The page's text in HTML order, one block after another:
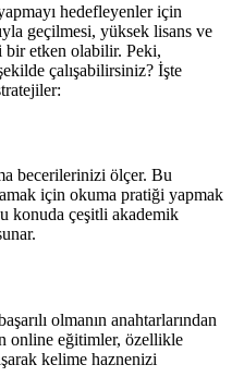
hedefleyenler için
geçilmesi, yüksek lisans ve
bir etken olabilir. Peki,
çalışabilirsiniz? İşte
becerilerinizi ölçer. Bu
için okuma pratiği yapmak
konuda çeşitli akademik
olmanın anahtarlarından
online eğitimler, özellikle
kelime haznenizi